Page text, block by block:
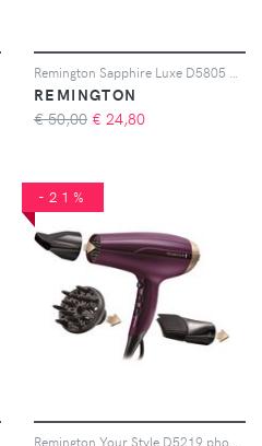
REMINGTON
€ 50,00 € 24,80
-21%